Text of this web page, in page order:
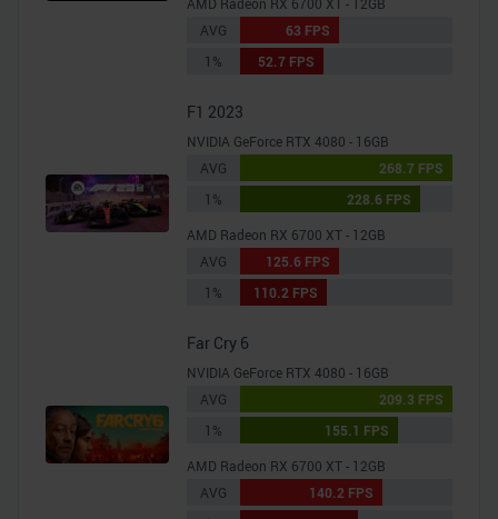
AVG
63 FPS
1%
52.7 FPS
F1 2023
NVIDIA GeForce RTX 4080 - 16GB
AVG
268.7 FPS
1%
228.6 FPS
AMD Radeon RX 6700 XT - 12GB
AVG
125.6 FPS
1%
110.2 FPS
Far Cry 6
NVIDIA GeForce RTX 4080 - 16GB
AVG
209.3 FPS
1%
155.1 FPS
AMD Radeon RX 6700 XT - 12GB
AVG
140.2 FPS